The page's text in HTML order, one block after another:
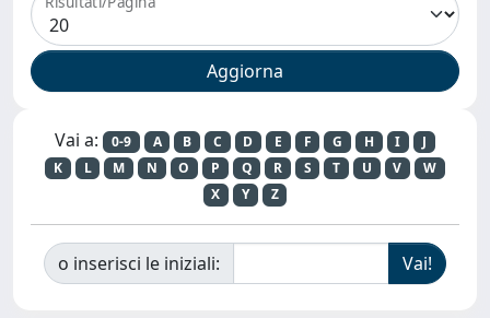
Vai a: 0-9 A B C D E F G H I
J
K
L M N O P Q R S T U V
W
X
Y Z
o inserisci le iniziali: